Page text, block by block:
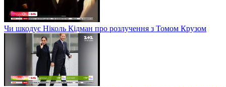
Чи шкодує Ніколь Кідман про розлучення з Томом Крузом